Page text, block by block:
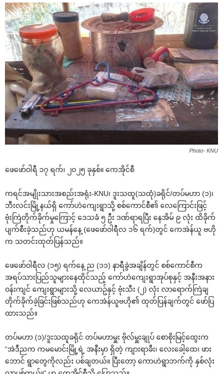
Photo- KNU
ဖေဖော်ဝါရီ ၁၇ ရက်၊ ၂၀၂၅ ခုနှစ်။ ကေအိုင်စီ
ကရင်အမျိုးသားအစည်းအရုံး-KNU၊ ဒူးသထူ(သထုံ)ခရိုင်/တပ်မဟာ (၁)၊
ဘီးလင်းမြို့နယ်ရှိ ကော်ဟဲကျေးရွာသို့ စစ်ကောင်စီ၏ လေကြောင်းဖြင့်
ဗုံးကြဲတိုက်ခိုက်မှုကြောင့် ဒေသခံ ၅ ဦး ဒဏ်ရာရပြီး နေအိမ် ၉ လုံး ထိခိုက်
ပျက်စီးခဲ့သည်ဟု ယမန်နေ့ (ဖေဖော်ဝါရီလ ၁၆ ရက်)တွင် ကေအဲန်ယူ ဗဟို
က သတင်းထုတ်ပြန်သည်။
ဖေဖော်ဝါရီလ (၁၅) ရက်နေ့ ည (၁၁) နာရီခွဲအချိန်တွင် စစ်ကောင်စီက
အရပ်သားပြည်သူများနေထိုင်သည့် ကော်ဟဲ‌ကျေးရွာအုပ်စုနှင့် အနီးအနား
ဝန်းကျင် ကျေးရွာများသို့ လေယာဥ်နှင့် ဗုံးသီး (၂) လုံး လာရောက်ကြဲချ
တိုက်ခိုက်ခဲ့ခြင်းဖြစ်သည်ဟု ကေအဲန်ယူဗဟို၏ ထုတ်ပြန်ချက်တွင် ဖော်ပြ
ထားသည်။
တပ်မဟာ (၁)/ဒူးသထူခရိုင် တပ်မဟာမှူး ဗိုလ်မှူးချုပ် စောစိုးမြင့်ထွေးက
“အဲဒီညက ကမမောင်းမြို့ရဲ့ အနီးမှာ ရှိတဲ့ ကျားရာခီး၊ လေးခေါ့ထေ၊ ဖား
ဘောင် ရွာတွေကိုလည်း ပစ်ချတယ်။ ပြီးတော့ ကောဟဲရွာဘက်ကို နှစ်လုံး